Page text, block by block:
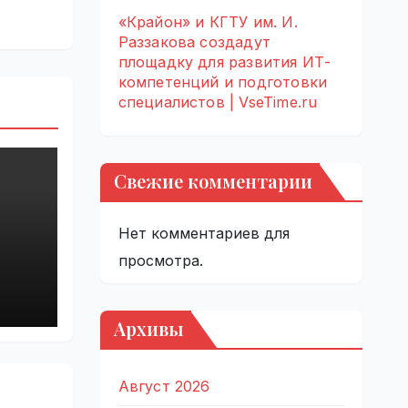
«Крайон» и КГТУ им. И.
Раззакова создадут
площадку для развития ИТ-
компетенций и подготовки
специалистов | VseTime.ru
Свежие комментарии
Нет комментариев для
просмотра.
Архивы
Август 2026